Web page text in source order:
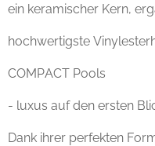
ein keramischer Kern,
hochwertigste
COMPACT Pools
- luxus auf den ersten
Dank ihrer perfekten